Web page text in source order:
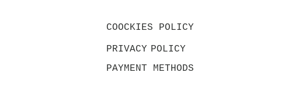
COOCKIES POLICY
PRIVACY POLICY
PAYMENT METHODS